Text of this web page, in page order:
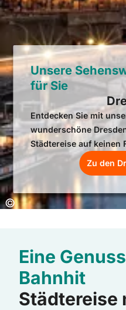
Unsere
für Sie
Entdecken Sie mit
wunderschöne
Städtereise auf keinen
Zu den
Copyright:
©
Eine
Bahnhit
Städtereise